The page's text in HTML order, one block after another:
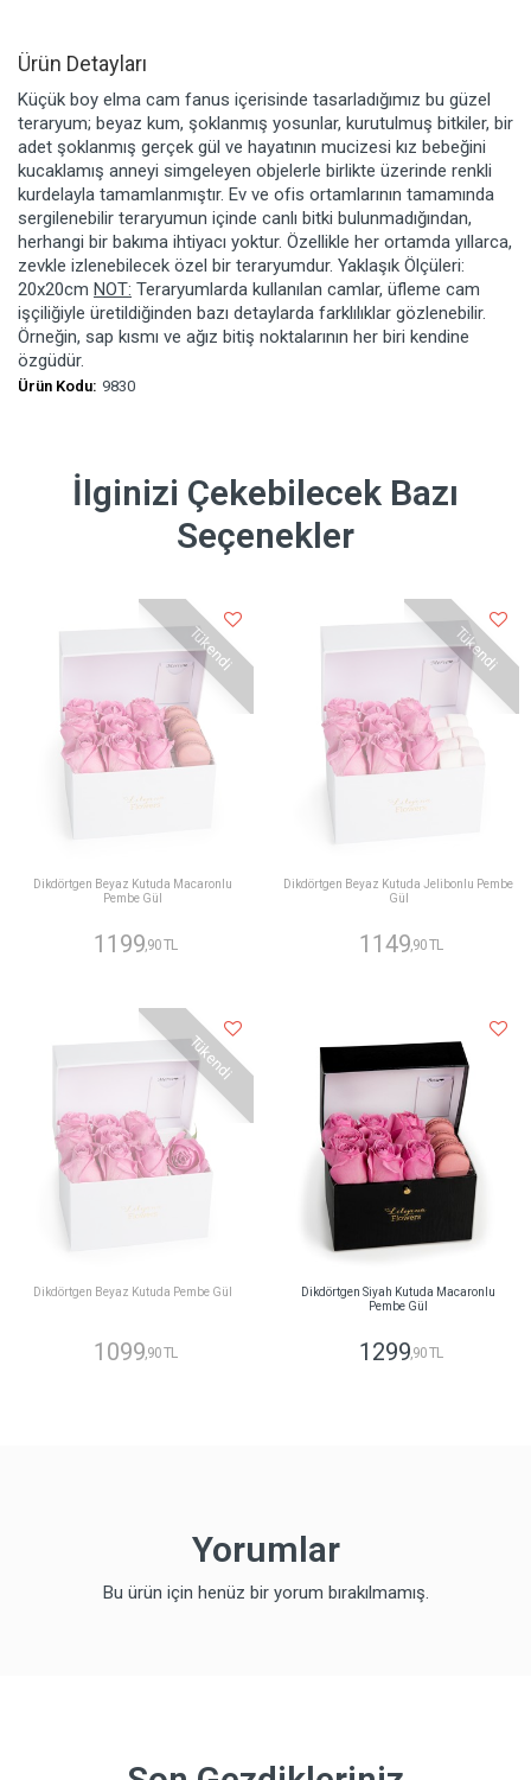
Ürün Detayları
Küçük boy elma cam fanus içerisinde tasarladığımız bu güzel
teraryum; beyaz kum, şoklanmış yosunlar, kurutulmuş bitkiler, bir
adet şoklanmış gerçek gül ve hayatının mucizesi kız bebeğini
kucaklamış anneyi simgeleyen objelerle birlikte üzerinde renkli
kurdelayla tamamlanmıştır. Ev ve ofis ortamlarının tamamında
sergilenebilir teraryumun içinde canlı bitki bulunmadığından,
herhangi bir bakıma ihtiyacı yoktur. Özellikle her ortamda yıllarca,
zevkle izlenebilecek özel bir teraryumdur. Yaklaşık Ölçüleri:
20x20cm NOT: Teraryumlarda kullanılan camlar, üfleme cam
işçiliğiyle üretildiğinden bazı detaylarda farklılıklar gözlenebilir.
Örneğin, sap kısmı ve ağız bitiş noktalarının her biri kendine
özgüdür.
Ürün Kodu: 9830
İlginizi Çekebilecek Bazı
Seçenekler
Tükendi
Dikdörtgen Beyaz Kutuda Macaronlu
Pembe Gül
1199 ,90 TL
Tükendi
Dikdörtgen Beyaz Kutuda Jelibonlu Pembe
Gül
1149 ,90 TL
Tükendi
Dikdörtgen Beyaz Kutuda Pembe Gül
1099,90 TL
Dikdörtgen Siyah Kutuda Macaronlu
Pembe Gül
1299,90 TL
Yorumlar
Bu ürün için henüz bir yorum bırakılmamış.